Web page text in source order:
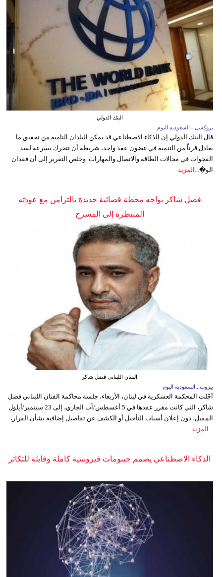
البنك الدولي
بروكسل - السعوديه اليوم
قال البنك الدولي إن الذكاء الاصطناعي قد يمكن البلدان النامية من تحقيق ما
يعادل قرناً من التنمية في غضون عقد واحد، شريطة أن تتحرك بسرعة لسد
الفجوات في مجالات الطاقة والاتصال والمهارات. وخلص التقرير إلى أن فقدان
الو�... المزيد
فضل شاكر يواجه محطة قضائية جديدة بالتزامن مع عودته
المنتظرة إلى المسرح
الفنان اللبناني فضل شاكر
بيروت ـ السعودية اليوم
أجّلت المحكمة العسكرية في لبنان، الأربعاء، جلسة محاكمة الفنان اللبناني فضل
شاكر، التي كانت مقرر عقدها في 5 أغسطس/آب الجاري، إلى 23 سبتمبر/أيلول
المقبل، دون إعلان أسباب التأجيل أو الكشف عن تفاصيل إضافية بشأن القرار،
المزيد
الذكاء الاصطناعي يصمم جينومات فيروسية كاملة وقابلة للتكاثر